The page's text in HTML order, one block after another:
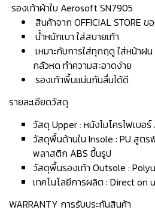
️ รองเท้าผ้าใบ Aerosoft SN7905
สินค้าจาก OFFICIAL STORE ข
น้ำหนักเบา ใส่สบายเท้า
เหมาะกับการใส่ทุกฤดู ใส่หน้าฝ
กลัวหด ทำความสะอาดง่าย
รองเท้าพื้นแน่นกันลื่นได้ดี
รายละเอียดวัสดุ
วัสดุ Upper : หนังไมโครไฟเบอร์
วัสดุพื้นด้านใน Insole : PU สูตร
พลาสติก ABS ขึ้นรูป
วัสดุพื้นรองเท้า Outsole :
เทคโนโลยีการผลิต : Direct on
WARRANTY การรับประกันสินค้า